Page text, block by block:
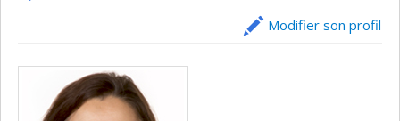
Modifier son profil